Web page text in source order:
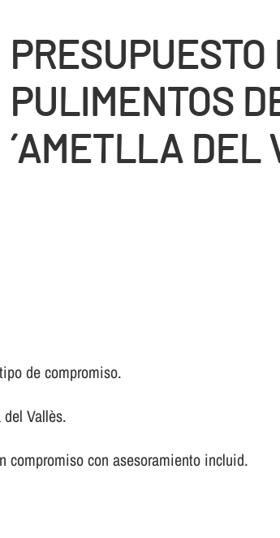
PRESUPUESTO
PULIMENTOS
´AMETLLA DEL
de compromiso.
Vallès.
compromiso con asesoramiento incluid.